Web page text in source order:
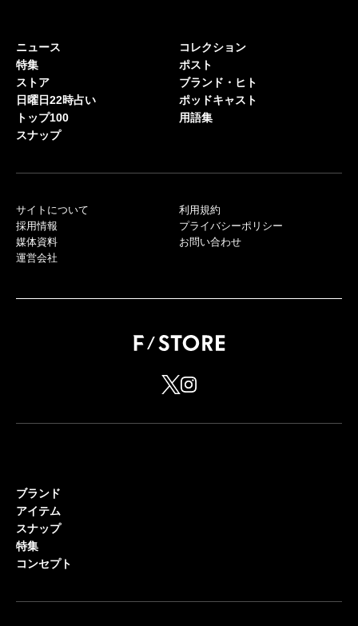
ニュース
特集
ストア
日曜日22時占い
トップ100
スナップ
コレクション
ポスト
ブランド・ヒト
ポッドキャスト
用語集
サイトについて
採用情報
媒体資料
運営会社
利用規約
プライバシーポリシー
お問い合わせ
ブランド
アイテム
スナップ
特集
コンセプト